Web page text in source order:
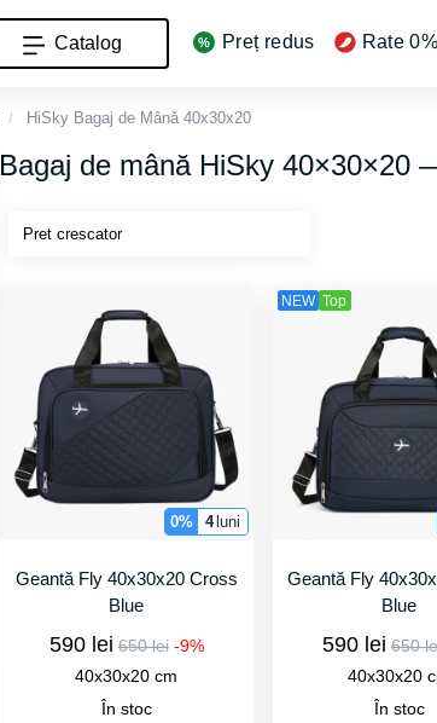
Catalog Preț redus Rate 0%
HiSky Bagaj de Mânǎ 40x30x20
Bagaj de mână HiSky 40×30×20
0% 4luni
Geantă Fly 40x30x20 Cross
Blue
590 lei 650 lei -9%
40x30x20 cm
În stoc
NEW Top
Geantă Fly
Blue
590 lei 650
40x30x20
În stoc